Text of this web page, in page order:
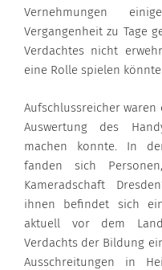
Vernehmungen
Vergangenheit zu Tage
Verdachtes nicht
eine Rolle spielen
Aufschlussreicher waren
Auswertung des
machen konnte. In
fanden sich
Kameradschaft
ihnen befindet sich
aktuell vor dem
Verdachts der Bildung
Ausschreitungen in